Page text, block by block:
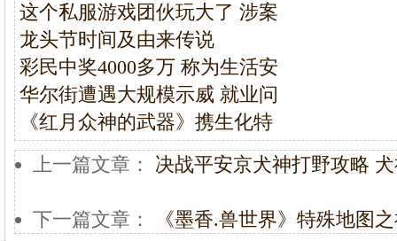
这个私服游戏团伙玩大了 涉案
龙头节时间及由来传说
彩民中奖4000多万 称为生活安
华尔街遭遇大规模示威 就业问
《红月众神的武器》携生化特
上一篇文章： 决战平安京犬神打野攻略
下一篇文章： 《墨香.兽世界》特殊地图